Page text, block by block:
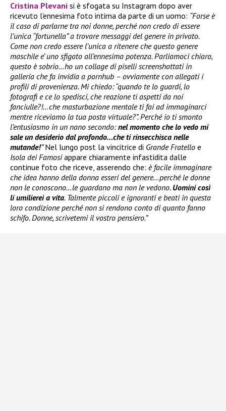
Cristina Plevani si è sfogata su Instagram dopo aver
ricevuto l’ennesima foto intima da parte di un uomo: “Forse è
il caso di parlarne tra noi donne, perché non credo di essere
l’unica “fortunella” a trovare messaggi del genere in privato.
Come non credo essere l’unica a ritenere che questo genere
maschile e’ uno sfigato all’ennesima potenza. Parliamoci chiaro,
questo è sobrio…ho un collage di piselli screenshottati in
galleria che fa invidia a pornhub – ovviamente con allegati i
profili di provenienza. Mi chiedo: “quando te lo guardi, lo
fotografi e ce lo spedisci, che reazione ti aspetti da noi
fanciulle?!…che masturbazione mentale ti fai ad immaginarci
mentre riceviamo la tua posta virtuale?”. Perché io ti smonto
l’entusiasmo in un nano secondo:nel momento che lo vedo mi
sale un desiderio dal profondo…che ti rinsecchisca nelle
mutande!”Nel lungo post la vincitrice di Grande Fratello e
Isola dei Famosiappare chiaramente infastidita dalle
continue foto che riceve, asserendo che: è facile immaginare
che idea hanno della donna esseri del genere…perché le donne
non le conoscono…le guardano ma non le vedono. Uomini così
li umilierei a vita. Talmente piccoli e ignoranti e beati in questa
loro condizione perché non si rendono conto di quanto fanno
schifo. Donne, scrivetemi il vostro pensiero.”